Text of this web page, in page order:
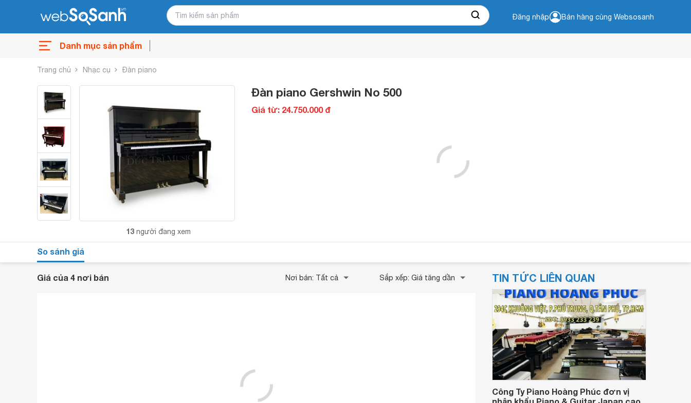
Đăng nhập Bán hàng cùng Websosanh
Danh mục sản phẩm
Trang chủ Nhạc cụ Đàn piano
13 người đang xem
Đàn piano Gershwin No 500
Giá từ: 24.750.000 đ
So sánh giá
Giá của 4 nơi bán Nơi bán: Tất cả Sắp xếp: Giá tăng dần TIN TỨC LIÊN QUAN
Công Ty Piano Hoàng Phúc đơn vị